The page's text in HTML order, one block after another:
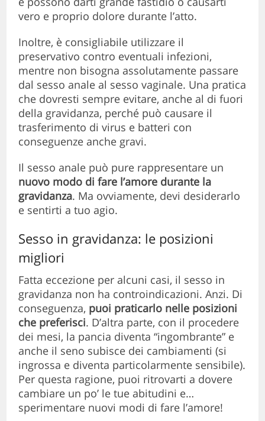
vero e proprio dolore durante l’atto.
Inoltre, è consigliabile utilizzare il
preservativo contro eventuali infezioni,
mentre non bisogna assolutamente passare
dal sesso anale al sesso vaginale. Una pratica
che dovresti sempre evitare, anche al di fuori
della gravidanza, perché può causare il
trasferimento di virus e batteri con
conseguenze anche gravi.
Il sesso anale può pure rappresentare un
nuovo modo di fare l’amore durante la
gravidanza. Ma ovviamente, devi desiderarlo
e sentirti a tuo agio.
Sesso in gravidanza: le posizioni
migliori
Fatta eccezione per alcuni casi, il sesso in
gravidanza non ha controindicazioni. Anzi. Di
conseguenza, puoi praticarlo nelle posizioni
che preferisci. D’altra parte, con il procedere
dei mesi, la pancia diventa “ingombrante” e
anche il seno subisce dei cambiamenti (si
ingrossa e diventa particolarmente sensibile).
Per questa ragione, puoi ritrovarti a dovere
cambiare un po’ le tue abitudini e…
sperimentare nuovi modi di fare l’amore!